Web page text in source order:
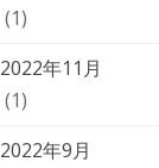
(1)
2022年11月
(1)
2022年9月